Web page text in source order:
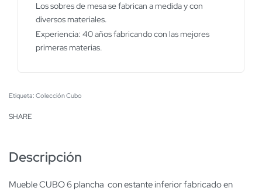
Los sobres de mesa se fabrican a medida y con
diversos materiales.
Experiencia: 40 años fabricando con las mejores
primeras materias.
Etiqueta: Colección Cubo
SHARE
Descripción
Mueble CUBO 6 plancha con estante inferior fabricado en